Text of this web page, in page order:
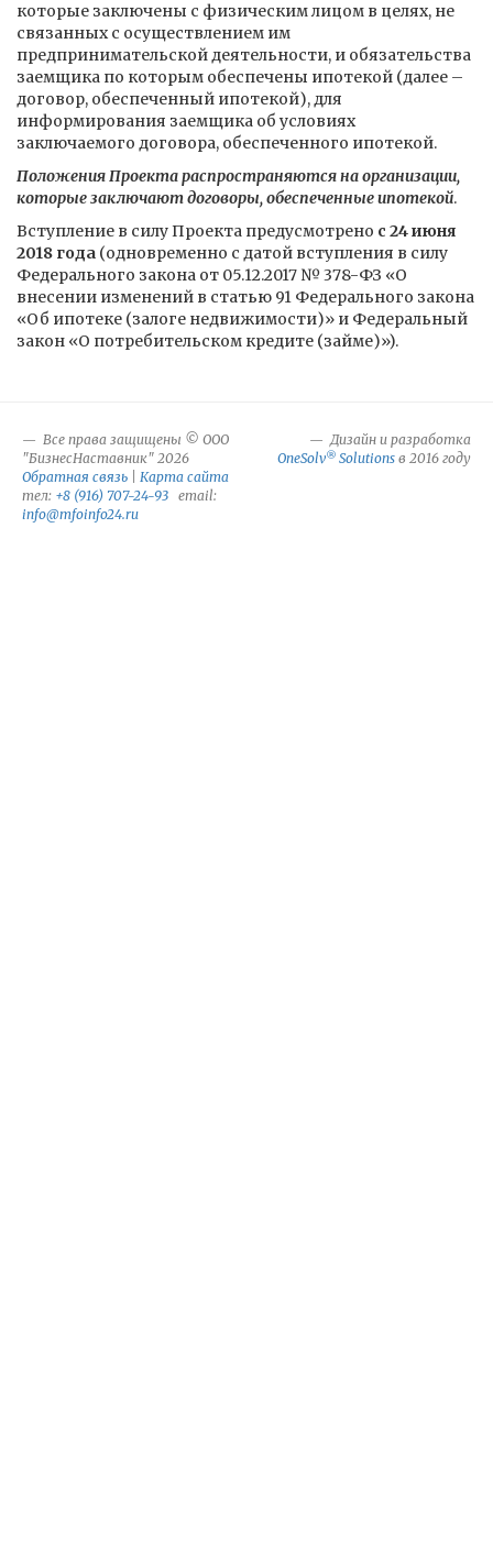
которые заключены с физическим лицом в целях, не
связанных с осуществлением им
предпринимательской деятельности, и обязательства
заемщика по которым обеспечены ипотекой (далее –
договор, обеспеченный ипотекой), для
информирования заемщика об условиях
заключаемого договора, обеспеченного ипотекой.
Положения Проекта распространяются на организации,
которые заключают договоры, обеспеченные ипотекой.
Вступление в силу Проекта предусмотрено с 24 июня
2018 года (одновременно с датой вступления в силу
Федерального закона от 05.12.2017 № 378-ФЗ «О
внесении изменений в статью 91 Федерального закона
«Об ипотеке (залоге недвижимости)» и Федеральный
закон «О потребительском кредите (займе)»).
Все права защищены © ООО
"БизнесНаставник" 2026
Обратная связь
Карта сайта
тел: +8 (916) 707-24-93 email:
info@mfoinfo24.ru
Дизайн и разработка
OneSolv® Solutions в 2016 году